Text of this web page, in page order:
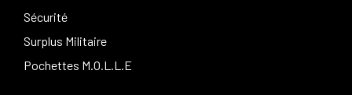
Sécurité
Surplus Militaire
Pochettes M.O.L.L.E